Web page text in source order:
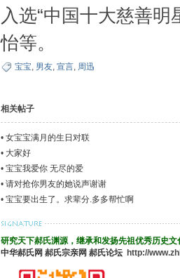
入选“中国十大慈善
怡等。
宝宝, 男友, 宣言, 周迅
相关帖子
• 女宝宝满月的生日对联
• 大家好
• 宝宝我爱你 无尽的爱
• 请对抢你男友的她说声谢谢
• 宝宝要出生了。求辈分.多多帮忙啊
研究天下郝氏渊源，继承和发扬先祖优秀历史
中华郝氏网 郝氏宗亲网 郝氏论坛 http://